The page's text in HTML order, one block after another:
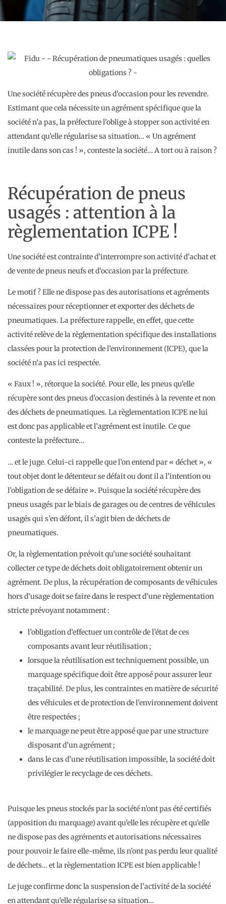
Une société récupère des pneus d’occasion pour les revendre.
Estimant que cela nécessite un agrément spécifique que la
société n’a pas, la préfecture l’oblige à stopper son activité en
attendant qu’elle régularise sa situation… « Un agrément
inutile dans son cas ! », conteste la société… A tort ou à raison ?
Récupération de pneus
usagés : attention à la
règlementation ICPE !
Une société est contrainte d’interrompre son activité d’achat et
de vente de pneus neufs et d’occasion par la préfecture.
Le motif ? Elle ne dispose pas des autorisations et agréments
nécessaires pour réceptionner et exporter des déchets de
pneumatiques. La préfecture rappelle, en effet, que cette
activité relève de la règlementation spécifique des installations
classées pour la protection de l’environnement (ICPE), que la
société n’a pas ici respectée.
« Faux ! », rétorque la société. Pour elle, les pneus qu’elle
récupère sont des pneus d’occasion destinés à la revente et non
des déchets de pneumatiques. La règlementation ICPE ne lui
est donc pas applicable et l’agrément est inutile. Ce que
conteste la préfecture…
… et le juge. Celui-ci rappelle que l’on entend par « déchet », «
tout objet dont le détenteur se défait ou dont il a l’intention ou
l’obligation de se défaire ». Puisque la société récupère des
pneus usagés par le biais de garages ou de centres de véhicules
usagés qui s’en défont, il s’agit bien de déchets de
pneumatiques.
Or, la règlementation prévoit qu’une société souhaitant
collecter ce type de déchets doit obligatoirement obtenir un
agrément. De plus, la récupération de composants de véhicules
hors d’usage doit se faire dans le respect d’une règlementation
stricte prévoyant notamment :
l’obligation d’effectuer un contrôle de l’état de ces
composants avant leur réutilisation ;
lorsque la réutilisation est techniquement possible, un
marquage spécifique doit être apposé pour assurer leur
traçabilité. De plus, les contraintes en matière de sécurité
des véhicules et de protection de l’environnement doivent
être respectées ;
le marquage ne peut être apposé que par une structure
disposant d’un agrément ;
dans le cas d’une réutilisation impossible, la société doit
privilégier le recyclage de ces déchets.
Puisque les pneus stockés par la société n’ont pas été certifiés
(apposition du marquage) avant qu’elle les récupère et qu’elle
ne dispose pas des agréments et autorisations nécessaires
pour pouvoir le faire elle-même, ils n’ont pas perdu leur qualité
de déchets… et la règlementation ICPE est bien applicable !
Le juge confirme donc la suspension de l’activité de la société
en attendant qu’elle régularise sa situation…